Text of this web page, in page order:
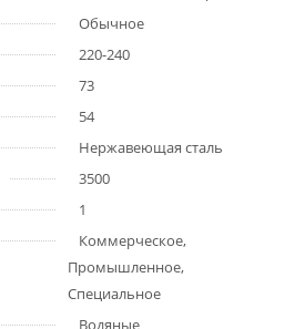
Обычное
220-240
73
54
Нержавеющая сталь
3500
1
Коммерческое,
Промышленное,
Специальное
Водяные